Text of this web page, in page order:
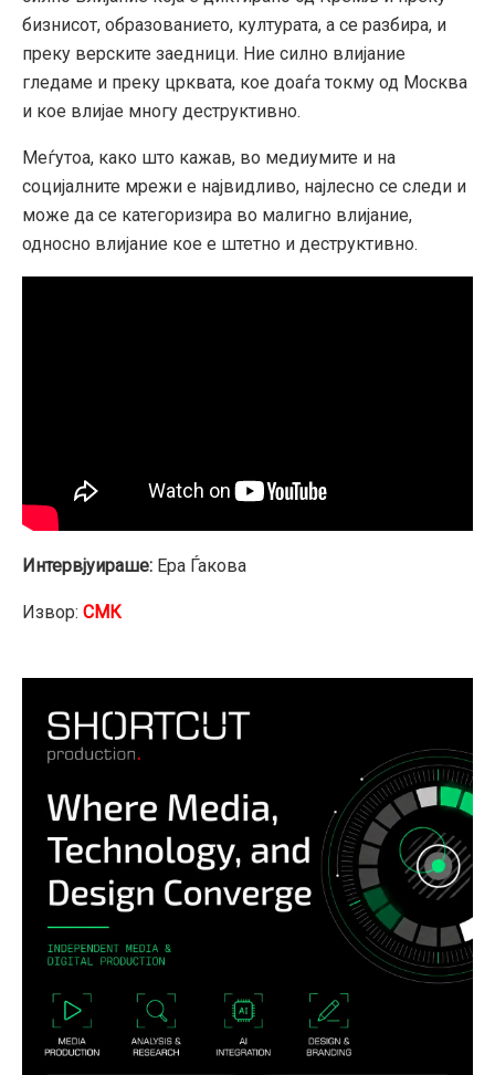
бизнисот, образованието, културата, а се разбира, и
преку верските заедници. Ние силно влијание
гледаме и преку црквата, кое доаѓа токму од Москва
и кое влијае многу деструктивно.
Меѓутоа, како што кажав, во медиумите и на
социјалните мрежи е највидливо, најлесно се следи и
може да се категоризира во малигно влијание,
односно влијание кое е штетно и деструктивно.
Интервјуираше: Ера Ѓакова
Извор: СМК